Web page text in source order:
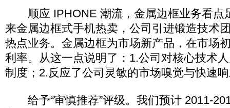
顺应 IPHONE 潮流，金属边框业务看点
来金属边框式手机热卖，公司引进锻造技术
热点业务。金属边框为市场新产品，在市场
利率。从这一点说明了：1.公司对核心技术
制度；2.反应了公司灵敏的市场嗅觉与快速
给予“审慎推荐”评级。我们预计 2011-